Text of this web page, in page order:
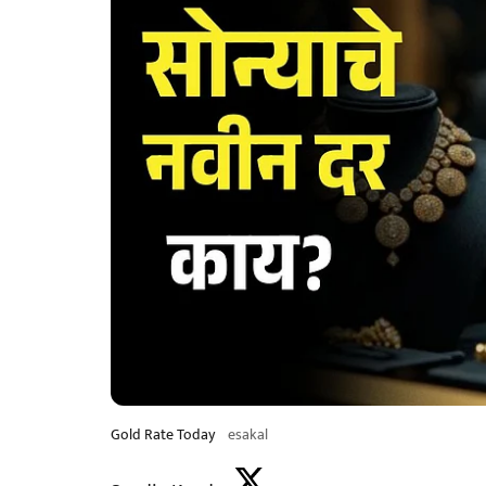
Gold Rate Today esakal